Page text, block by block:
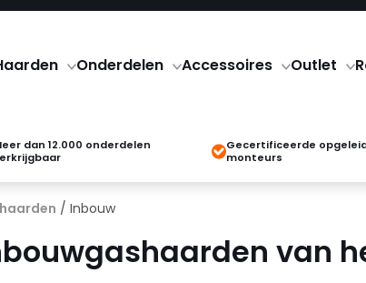
Onderdelen Accessoires Outlet
dan 12.000 onderdelen
Gecertificeerde
monteurs
/ Inbouw
van